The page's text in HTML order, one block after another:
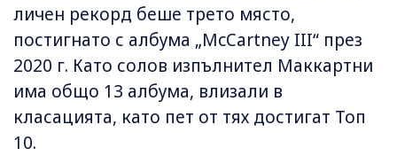
личен рекорд беше трето място,
постигнато с албума „McCartney III“ през
2020 г. Като солов изпълнител Маккартни
има общо 13 албума, влизали в
класацията, като пет от тях достигат Топ
10.